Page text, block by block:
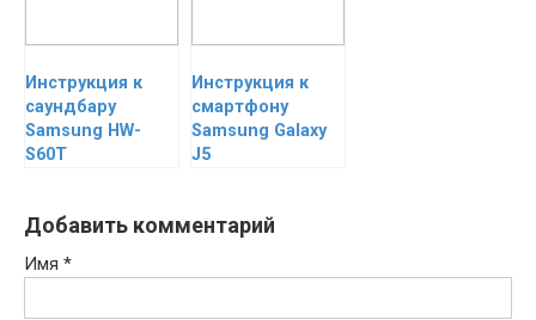
Инструкция к
саундбару
Samsung HW-
S60T
Инструкция к
смартфону
Samsung Galaxy
J5
Добавить комментарий
Имя *